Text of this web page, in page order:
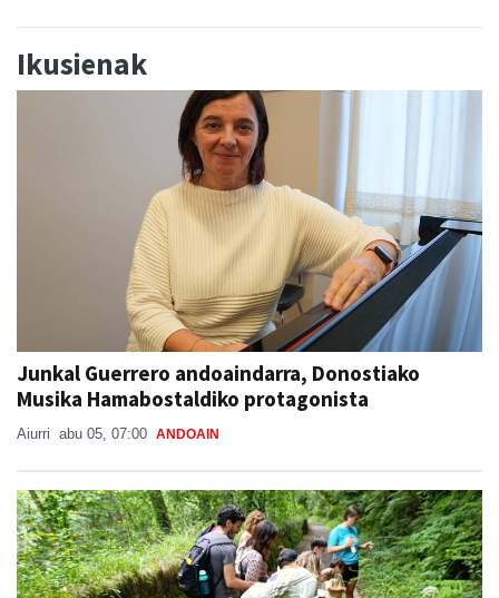
Ikusienak
Junkal Guerrero andoaindarra, Donostiako
Musika Hamabostaldiko protagonista
Aiurri abu 05, 07:00 ANDOAIN